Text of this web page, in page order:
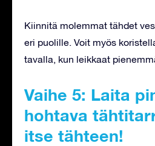
Kiinnitä molemmat tähdet
eri puolille. Voit myös
tavalla, kun leikkaat
Vaihe 5: Laita
hohtava
itse tähteen!